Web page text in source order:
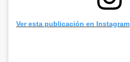
Ver esta publicación en Instagram